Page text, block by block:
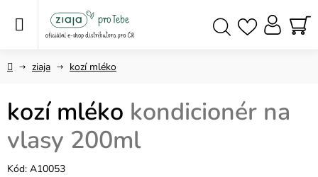
Domůziaja kozí mléko
kozí mléko kondicionér na
vlasy 200ml
Kód: A10053